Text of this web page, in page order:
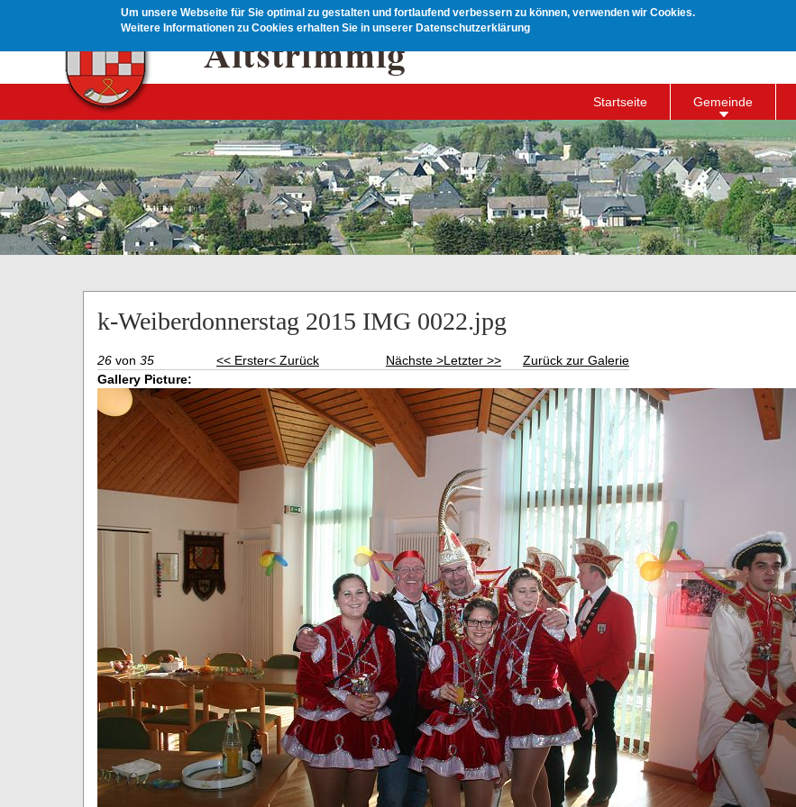
Um unsere Webseite für Sie optimal zu gestalten und fortlaufend verbessern zu können, verwenden wir Cookies.
Weitere Informationen zu Cookies erhalten Sie in unserer Datenschutzerklärung
Startseite Gemeinde
k-Weiberdonnerstag 2015 IMG 0022.jpg
26 von 35 << Erster< Zurück Nächste >Letzter >>
Zurück zur Galerie
Gallery Picture: